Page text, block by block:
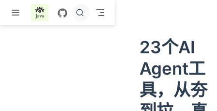
跳至主要內容
23个AI
Agent工
具，从夯